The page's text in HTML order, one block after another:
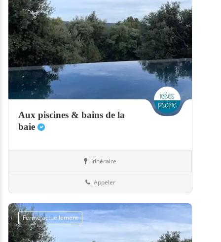
Aux piscines & bains de la
baie
Itinéraire
Appeler
Fermé actuellement